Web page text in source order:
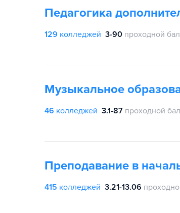
Педагогика
129 колледжей 3-90 проходной
Музыкальное
46 колледжей 3.1-87 проходной
Преподавание в
415 колледжей 3.21-13.06